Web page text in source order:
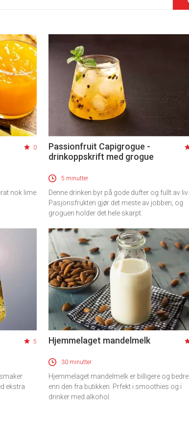
0
nok lime
Passionfruit Capigrogue -
drinkoppskrift med grogue
5 minutter
Denne drinken byr på gode dufter og fullt av liv.
Pasjonsfrukten gjør det meste av jobben, og
groguen holder det hele skarpt.
5
ekstra
Hjemmelaget mandelmelk
30 minutter
Hjemmelaget mandelmelk er billigere og bedre
enn den fra butikken. Prfekt i smoothies og i
drinker med alkohol.